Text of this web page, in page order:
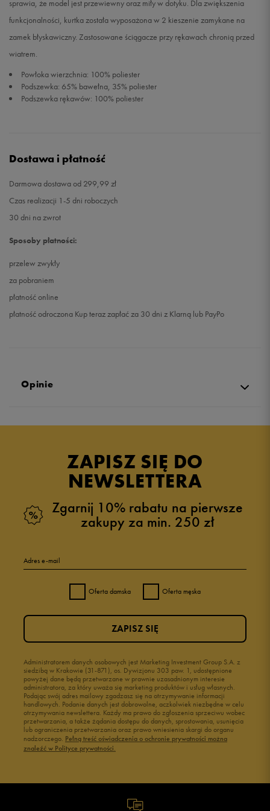
sprawia, że model jest przewiewny oraz miły w dotyku. Dla zwiększenia
funkcjonalności, kurtka została wyposażona w 2 kieszenie zamykane na
zamek błyskawiczny. Zastosowane ściągacze przy rękawach chronią przed
wiatrem.
Powłoka wierzchnia: 100% poliester
Podszewka: 65% bawełna, 35% poliester
Podszewka rękawów: 100% poliester
Dostawa i płatność
Darmowa dostawa od 299,99 zł
Czas realizacji 1-5 dni roboczych
30 dni na zwrot
Sposoby płatności:
przelew zwykły
za pobraniem
płatność online
płatność odroczona Kup teraz zapłać za 30 dni z Klarną lub PayPo
Opinie
ZAPISZ SIĘ DO
NEWSLETTERA
Zgarnij 10% rabatu na pierwsze
zakupy za min. 250 zł
Adres e-mail
Oferta damska Oferta męska
Administratorem danych osobowych jest Marketing Investment Group S.A. z
siedzibą w Krakowie (31-871), os. Dywizjonu 303 paw. 1, udostępnione
powyżej dane będą przetwarzane w prawnie uzasadnionym interesie
administratora, za który uważa się marketing produktów i usług własnych.
Podając swój adres mailowy zgadzasz się na otrzymywanie informacji
handlowych. Podanie danych jest dobrowolne, aczkolwiek niezbędne w celu
otrzymywania newslettera. Każdy ma prawo do zgłoszenia sprzeciwu wobec
przetwarzania, a także żądania dostępu do danych, sprostowania, usunięcia
lub ograniczenia przetwarzania oraz prawo wniesienia skargi do organu
nadzorczego. Pełną treść oświadczenia o ochronie prywatności można
znaleźć w Polityce prywatności.
ZAPISZ SIĘ